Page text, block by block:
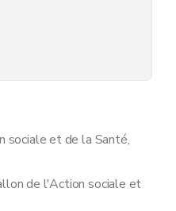
sociale et de la Santé,
de l'Action sociale et